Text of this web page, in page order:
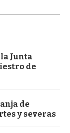
Junta
de
de
y severas